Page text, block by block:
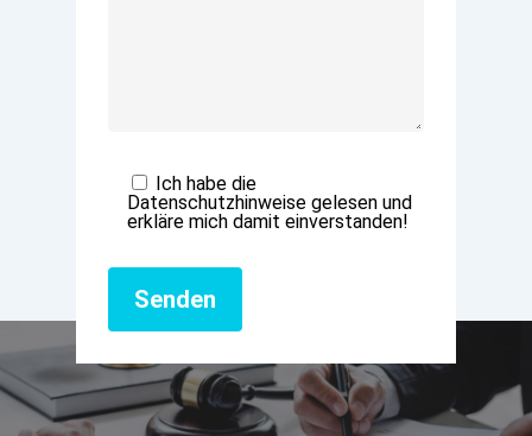
Ich habe die
Datenschutzhinweise gelesen und
erkläre mich damit einverstanden!